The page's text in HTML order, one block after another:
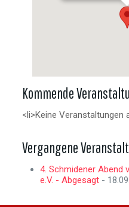
Kommende
<li>Keine Veranstaltungen
Vergangene
4. Schmidener Abend
e.V. - Abgesagt-